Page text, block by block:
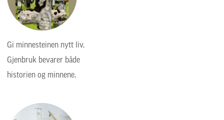
Gi minnesteinen nytt liv.
Gjenbruk bevarer både
historien og minnene.